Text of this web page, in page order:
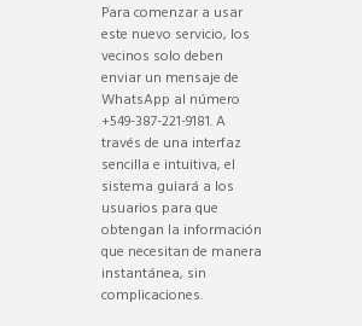
Para comenzar a usar
este nuevo servicio, los
vecinos solo deben
enviar un mensaje de
WhatsApp al número
+549-387-221-9181. A
través de una interfaz
sencilla e intuitiva, el
sistema guiará a los
usuarios para que
obtengan la información
que necesitan de manera
instantánea, sin
complicaciones.